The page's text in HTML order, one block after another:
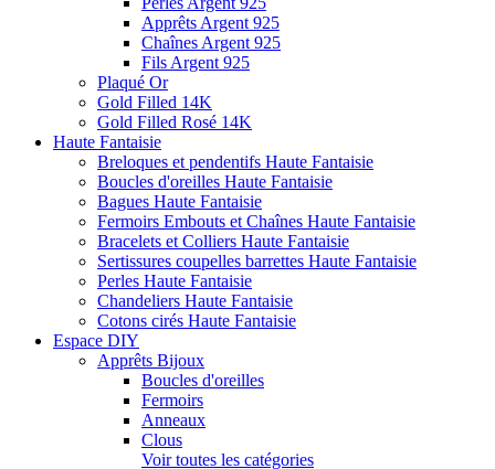
Apprêts Argent 925
Chaînes Argent 925
Fils Argent 925
Plaqué Or
Gold Filled 14K
Gold Filled Rosé 14K
Haute Fantaisie
Breloques et pendentifs Haute Fantaisie
Boucles d'oreilles Haute Fantaisie
Bagues Haute Fantaisie
Fermoirs Embouts et Chaînes Haute Fantaisie
Bracelets et Colliers Haute Fantaisie
Sertissures coupelles barrettes Haute Fantaisie
Perles Haute Fantaisie
Chandeliers Haute Fantaisie
Cotons cirés Haute Fantaisie
Espace DIY
Apprêts Bijoux
Boucles d'oreilles
Fermoirs
Anneaux
Clous
Voir toutes les catégories